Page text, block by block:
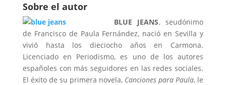
Sobre el autor
BLUE JEANS, seudónimo
de Francisco de Paula Fernández, nació en Sevilla y
vivió hasta los dieciocho años en Carmona.
Licenciado en Periodismo, es uno de los autores
españoles con más seguidores en las redes sociales.
El éxito de su primera novela, Canciones para Paula, le